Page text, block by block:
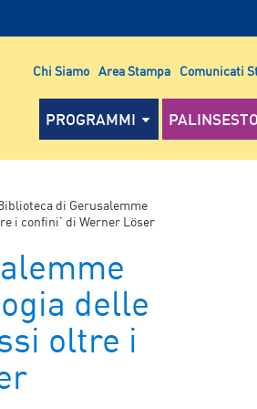
Chi Siamo Area Stampa Comunicati
PROGRAMMI PALINSESTO
di Gerusalemme
i confini’ di Werner Löser
delle
oltre i